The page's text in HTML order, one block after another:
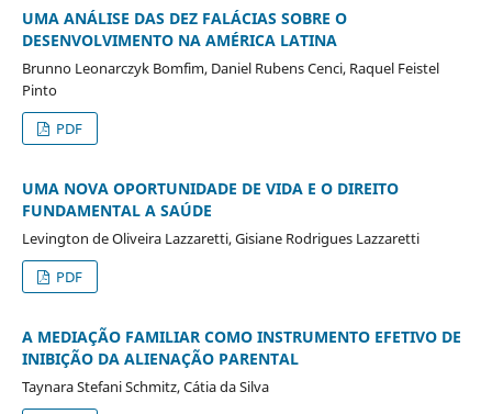
UMA ANÁLISE DAS DEZ FALÁCIAS SOBRE O
DESENVOLVIMENTO NA AMÉRICA LATINA
Brunno Leonarczyk Bomfim, Daniel Rubens Cenci, Raquel Feistel
Pinto
PDF
UMA NOVA OPORTUNIDADE DE VIDA E O DIREITO
FUNDAMENTAL A SAÚDE
Levington de Oliveira Lazzaretti, Gisiane Rodrigues Lazzaretti
PDF
A MEDIAÇÃO FAMILIAR COMO INSTRUMENTO EFETIVO DE
INIBIÇÃO DA ALIENAÇÃO PARENTAL
Taynara Stefani Schmitz, Cátia da Silva